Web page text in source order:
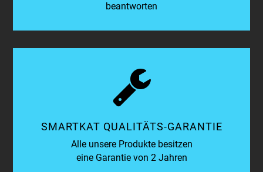
beantworten
SMARTKAT QUALITÄTS-GARANTIE
Alle unsere Produkte besitzen
eine Garantie von 2 Jahren